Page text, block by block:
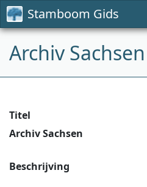
Stamboom Gids
Archiv Sachsen
Titel
Archiv Sachsen
Beschrijving